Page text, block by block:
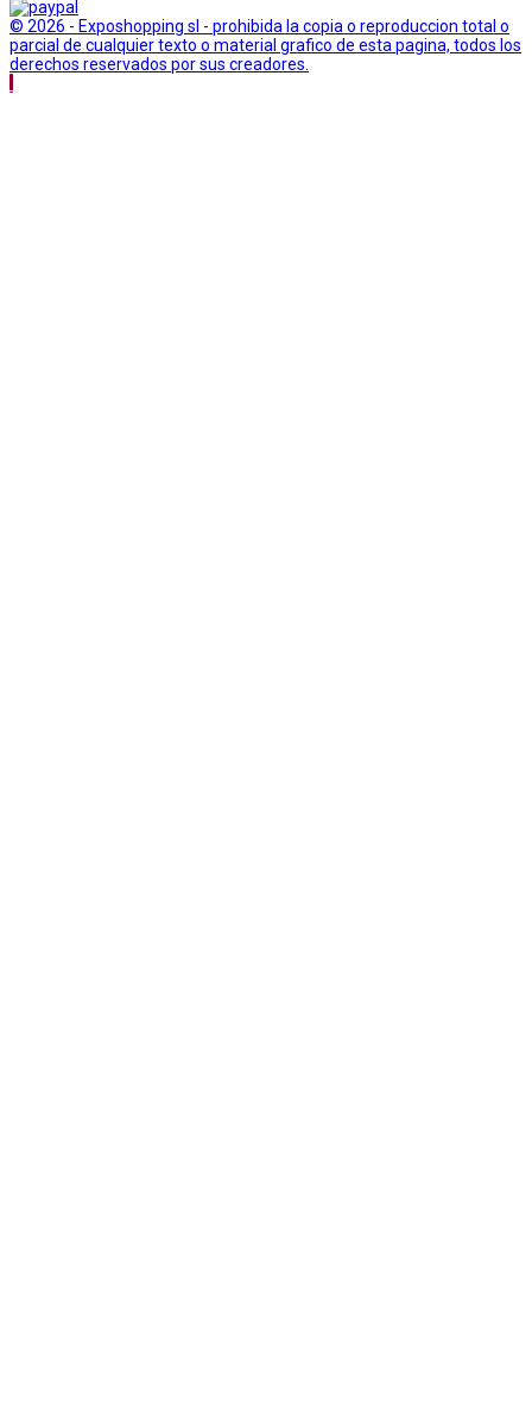
© 2026 - Exposhopping sl - prohibida la copia o reproduccion total o
parcial de cualquier texto o material grafico de esta pagina, todos los
derechos reservados por sus creadores.